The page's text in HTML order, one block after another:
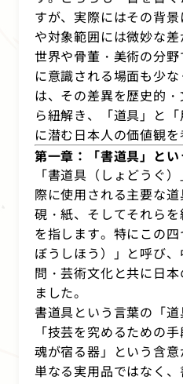
すが、実際にはその背
や対象範囲には微妙な
世界や骨董・美術の分
に意識される場面も少
は、その差異を歴史的
ら紐解き、「道具」と
に潜む日本人の価値観を
第一章：「書道具」と
「書道具（しょどうぐ
際に使用される主要な
硯・紙、そしてそれら
を指します。特にこの
ぼうしほう）」と呼び
問・芸術文化と共に日
ました。
書道具という言葉の「道
「技芸を究めるための
魂が宿る器」という含意
単なる実用品ではなく